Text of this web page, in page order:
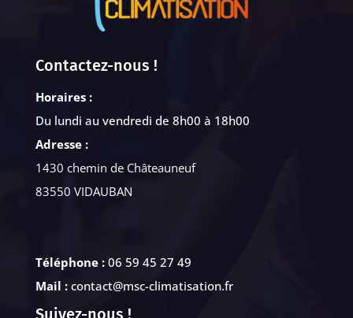
Contactez-nous !
Horaires :
Du lundi au vendredi de 8h00 à 18h00
Adresse :
1430 chemin de Châteauneuf
83550 VIDAUBAN
Téléphone : 06 59 45 27 49
Mail :contact@msc-climatisation.fr
Suivez-nous !